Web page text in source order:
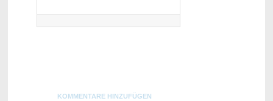
Blogs
KOMMENTARE HINZUFÜGEN